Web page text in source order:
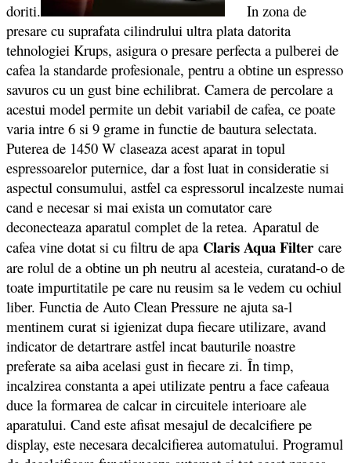
doriti.
In zona de
presare cu suprafata cilindrului ultra plata datorita
tehnologiei Krups, asigura o presare perfecta a pulberei de
cafea la standarde profesionale, pentru a obtine un espresso
savuros cu un gust bine echilibrat. Camera de percolare a
acestui model permite un debit variabil de cafea, ce poate
varia intre 6 si 9 grame in functie de bautura selectata.
Puterea de 1450 W claseaza acest aparat in topul
espressoarelor puternice, dar a fost luat in consideratie si
aspectul consumului, astfel ca espressorul incalzeste numai
cand e necesar si mai exista un comutator care
deconecteaza aparatul complet de la retea. Aparatul de
cafea vine dotat si cu filtru de apa Claris Aqua Filter care
are rolul de a obtine un ph neutru al acesteia, curatand-o de
toate impurtitatile pe care nu reusim sa le vedem cu ochiul
liber. Functia de Auto Clean Pressure ne ajuta sa-l
mentinem curat si igienizat dupa fiecare utilizare, avand
indicator de detartrare astfel incat bauturile noastre
preferate sa aiba acelasi gust in fiecare zi. În timp,
incalzirea constanta a apei utilizate pentru a face cafeaua
duce la formarea de calcar in circuitele interioare ale
aparatului. Cand este afisat mesajul de decalcifiere pe
display, este necesara decalcifierea automatului. Programul